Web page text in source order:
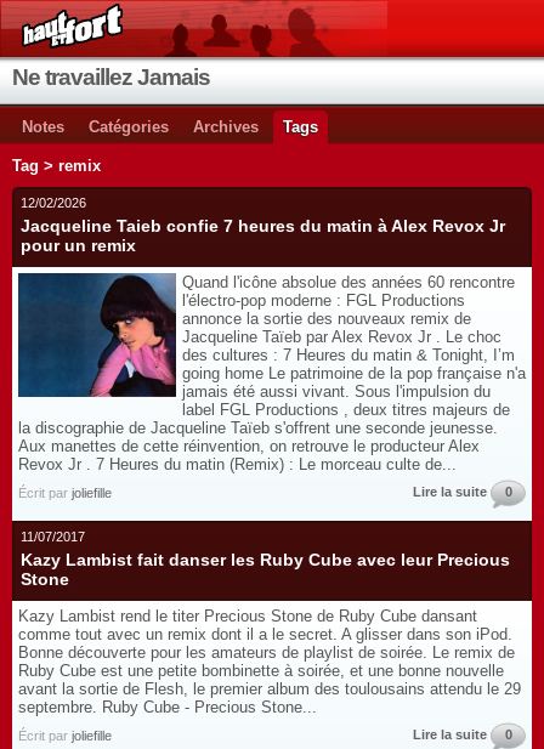
Ne travaillez Jamais
Notes Catégories Archives Tags
Tag > remix
12/02/2026
Jacqueline Taieb confie 7 heures du matin à Alex Revox Jr
pour un remix
Quand l'icône absolue des années 60 rencontre
l'électro-pop moderne : FGL Productions
annonce la sortie des nouveaux remix de
Jacqueline Taïeb par Alex Revox Jr . Le choc
des cultures : 7 Heures du matin & Tonight, I’m
going home Le patrimoine de la pop française n'a
jamais été aussi vivant. Sous l'impulsion du
label FGL Productions , deux titres majeurs de
la discographie de Jacqueline Taïeb s'offrent une seconde jeunesse.
Aux manettes de cette réinvention, on retrouve le producteur Alex
Revox Jr . 7 Heures du matin (Remix) : Le morceau culte de...
Écrit par joliefille Lire la suite 0
11/07/2017
Kazy Lambist fait danser les Ruby Cube avec leur Precious
Stone
Kazy Lambist rend le titer Precious Stone de Ruby Cube dansant
comme tout avec un remix dont il a le secret. A glisser dans son iPod.
Bonne découverte pour les amateurs de playlist de soirée. Le remix de
Ruby Cube est une petite bombinette à soirée, et une bonne nouvelle
avant la sortie de Flesh, le premier album des toulousains attendu le 29
septembre. Ruby Cube - Precious Stone...
Écrit par joliefille Lire la suite 0